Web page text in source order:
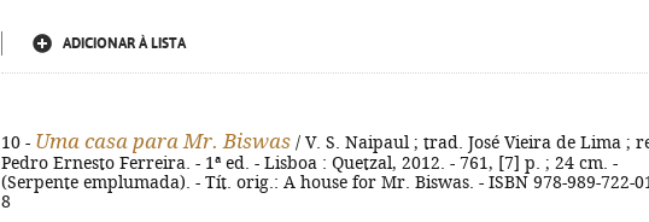
ADICIONAR À LISTA
10 - Uma casa para Mr. Biswas / V. S. Naipaul ; trad. José Vieira de Lima ;
Pedro Ernesto Ferreira. - 1ª ed. - Lisboa : Quetzal, 2012. - 761, [7] p. ; 24 cm. -
(Serpente emplumada). - Tít. orig.: A house for Mr. Biswas. - ISBN 978-989-722-
8